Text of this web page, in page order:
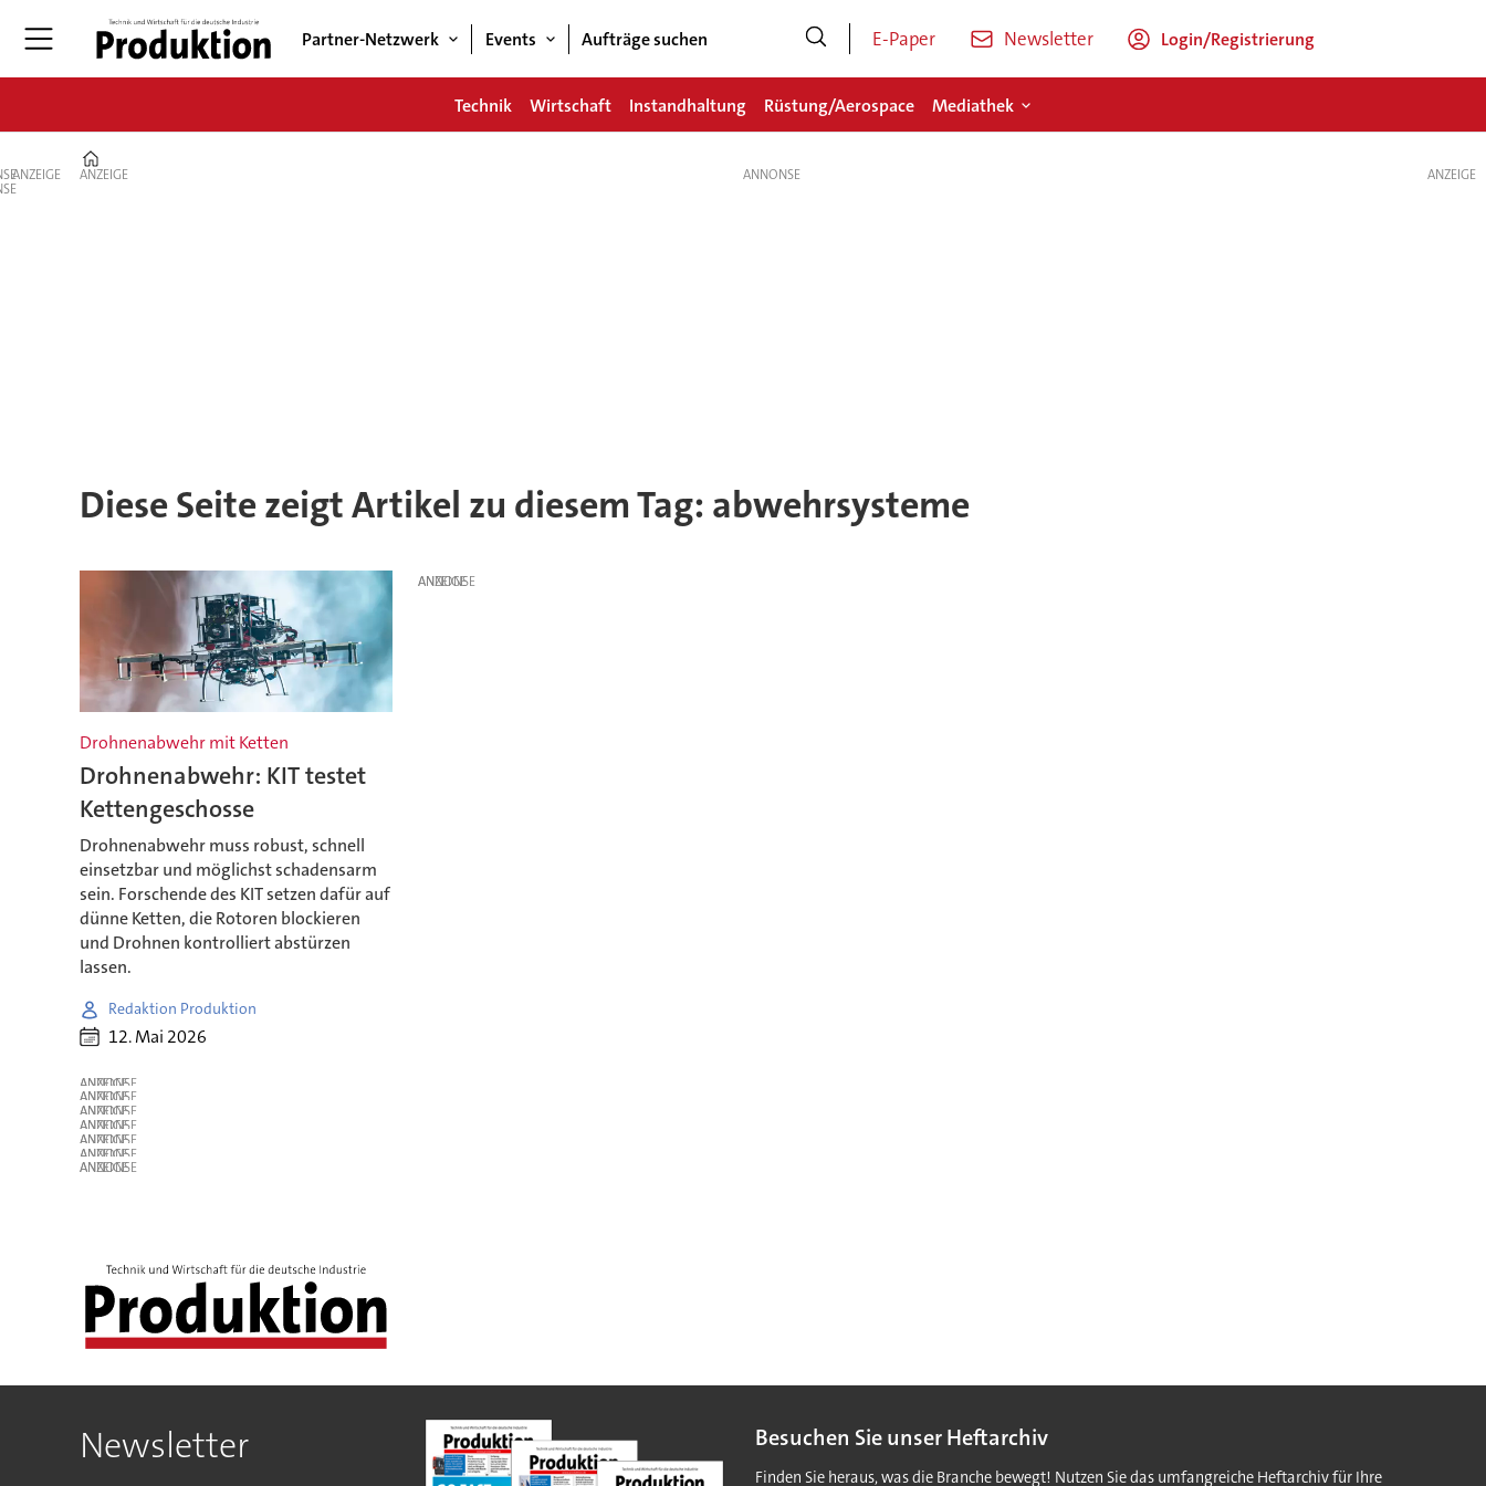
Partner-Netzwerk Events Aufträge suchen E-Paper Newsletter Login/Registrierung
Technik Wirtschaft Instandhaltung Rüstung/Aerospace Mediathek
ANZEIGE ANZEIGE
Diese Seite zeigt Artikel zu diesem Tag: abwehrsysteme
Drohnenabwehr mit Ketten
Drohnenabwehr: KIT testet
Kettengeschosse
Drohnenabwehr muss robust, schnell
einsetzbar und möglichst schadensarm
sein. Forschende des KIT setzen dafür auf
dünne Ketten, die Rotoren blockieren
und Drohnen kontrolliert abstürzen
lassen.
Redaktion Produktion
12. Mai 2026
ANZEIGE
ANZEIGE
ANZEIGE
ANZEIGE
ANZEIGE
ANZEIGE
ANZEIGE
ANZEIGE
ANZEIGE
Newsletter Besuchen Sie unser Heftarchiv
Finden Sie heraus, was die Branche bewegt! Nutzen Sie das umfangreiche Heftarchiv für Ihre